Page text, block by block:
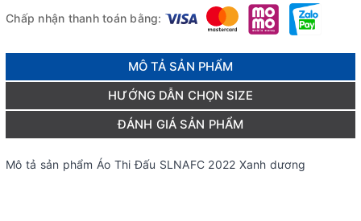
Chấp nhận thanh toán bằng:
MÔ TẢ SẢN PHẨM
HƯỚNG DẪN CHỌN SIZE
ĐÁNH GIÁ SẢN PHẨM
Mô tả sản phẩm Áo Thi Đấu SLNAFC 2022 Xanh dương